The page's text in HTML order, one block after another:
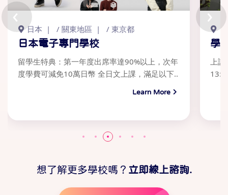
日本 / 關東地區 / 東京都
日本電子專門學校
留學生特典：第一年度出席率達90%以上，次年
度學費可減免10萬日幣 全日文上課，滿足以下..
Learn More
學
上課
‹ ›
想了解更多學校嗎？ 立即線上諮詢.